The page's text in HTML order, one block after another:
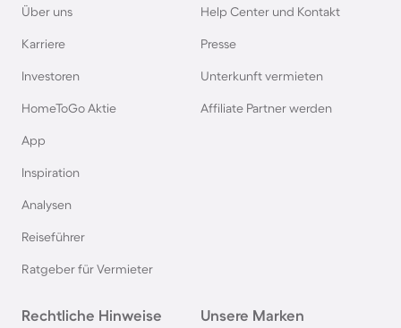
Agriturismi in Spanien
Agriturismi in Garda
Agriturismi in Südfrankreich
Über uns
Karriere
Investoren
HomeToGo Aktie
App
Inspiration
Analysen
Reiseführer
Ratgeber für Vermieter
Help Center und Kontakt
Presse
Unterkunft vermieten
Affiliate Partner werden
Rechtliche Hinweise Unsere Marken